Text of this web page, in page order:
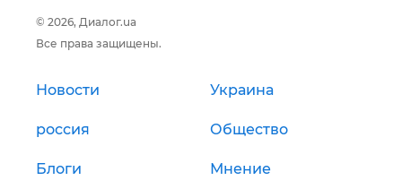
© 2026, Диалог.ua
Все права защищены.
Новости Украина
россия Общество
Блоги Мнение